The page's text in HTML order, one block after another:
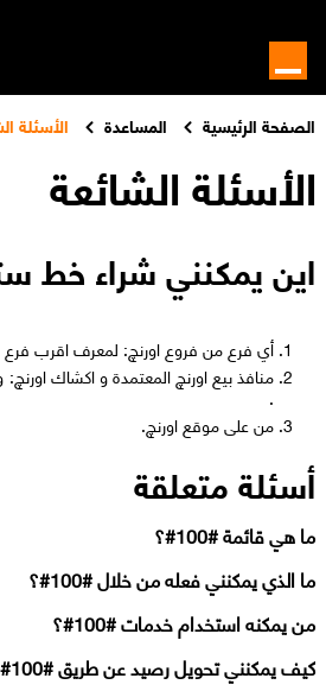
الصفحة الرئيسية المساعدة الأسئلة
الأسئلة الشائعة
اين يمكنني شراء خط
أي فرع من فروع اورنچ: لمعرف اقرب فرع لك كلم
منافذ بيع اورنچ المعتمدة و اكشاك
.
من على موقع اورنچ.
أسئلة متعلقة
ما هي قائمة #100#؟
ما الذي يمكنني فعله من خلال #100#؟
من يمكنه استخدام خدمات #100#؟
كيف يمكنني تحويل رصيد عن طريق #100#؟